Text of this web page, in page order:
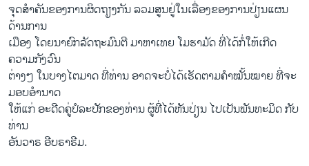
ຈຸດສຳຄັນຂອງການຜິດຖຽງກັນ ລວມສູນຢູ່ໃນເລື່ອງຂອງການປ່ຽນແຜນ
ດ້ານການ
ເມືອງ ໂດຍນາຍົກລັດຖະມົນຕີ ມາຫາເທຍ ໂມຮາມັດ ທີ່ໄດ້ກໍ່ໃຫ້ເກີດ
ຄວາມກັງວົນ
ຕ່າງໆ ໃນບາງໄຕມາດ ທີ່ທ່ານ ອາດຈະບໍ່ໄດ້ເຮັດຕາມຄຳໝັ້ນໝາຍ ທີ່ຈະ
ມອບອຳນາດ
ໃຫ້ແກ່ ອະດີດຄູ່ປໍລະປັກຂອງທ່ານ ຜູ້ທີ່ໄດ້ຫັນປ່ຽນ ໄປເປັນພັນທະມິດ ກັບ
ທ່ານ
ອັນວາຣ ອີບຣາຮີມ.